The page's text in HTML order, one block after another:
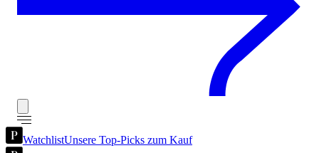
WatchlistUnsere Top-Picks zum Kauf